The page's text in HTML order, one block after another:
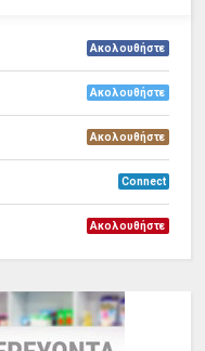
Ακολουθήστε
Ακολουθήστε
Ακολουθήστε
Connect
Ακολουθήστε